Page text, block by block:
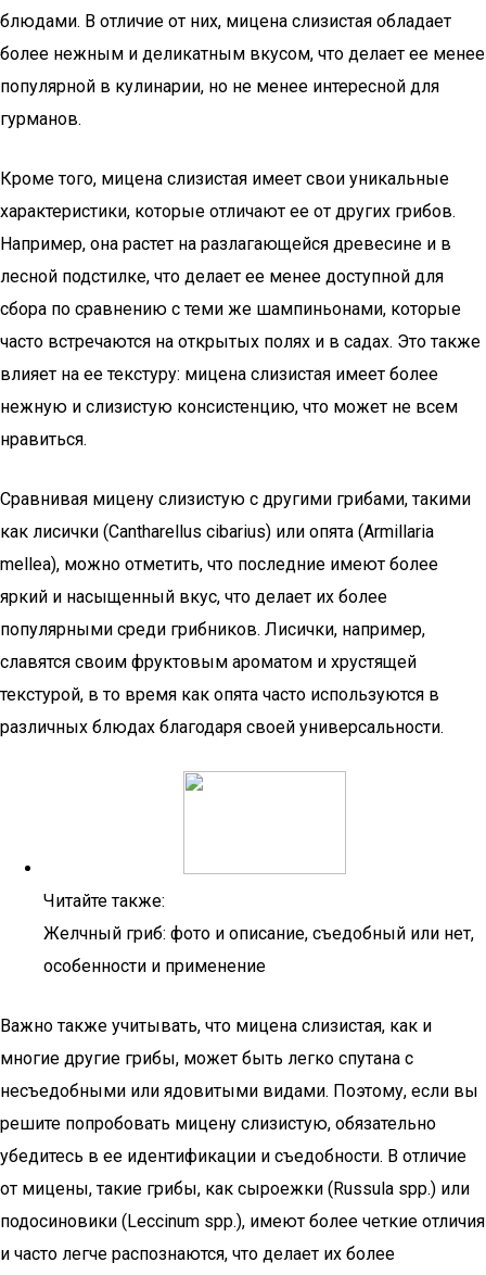
блюдами. В отличие от них, мицена слизистая обладает
более нежным и деликатным вкусом, что делает ее менее
популярной в кулинарии, но не менее интересной для
гурманов.
Кроме того, мицена слизистая имеет свои уникальные
характеристики, которые отличают ее от других грибов.
Например, она растет на разлагающейся древесине и в
лесной подстилке, что делает ее менее доступной для
сбора по сравнению с теми же шампиньонами, которые
часто встречаются на открытых полях и в садах. Это также
влияет на ее текстуру: мицена слизистая имеет более
нежную и слизистую консистенцию, что может не всем
нравиться.
Сравнивая мицену слизистую с другими грибами, такими
как лисички (Cantharellus cibarius) или опята (Armillaria
mellea), можно отметить, что последние имеют более
яркий и насыщенный вкус, что делает их более
популярными среди грибников. Лисички, например,
славятся своим фруктовым ароматом и хрустящей
текстурой, в то время как опята часто используются в
различных блюдах благодаря своей универсальности.
Читайте также:
Желчный гриб: фото и описание, съедобный или нет,
особенности и применение
Важно также учитывать, что мицена слизистая, как и
многие другие грибы, может быть легко спутана с
несъедобными или ядовитыми видами. Поэтому, если вы
решите попробовать мицену слизистую, обязательно
убедитесь в ее идентификации и съедобности. В отличие
от мицены, такие грибы, как сыроежки (Russula spp.) или
подосиновики (Leccinum spp.), имеют более четкие отличия
и часто легче распознаются, что делает их более